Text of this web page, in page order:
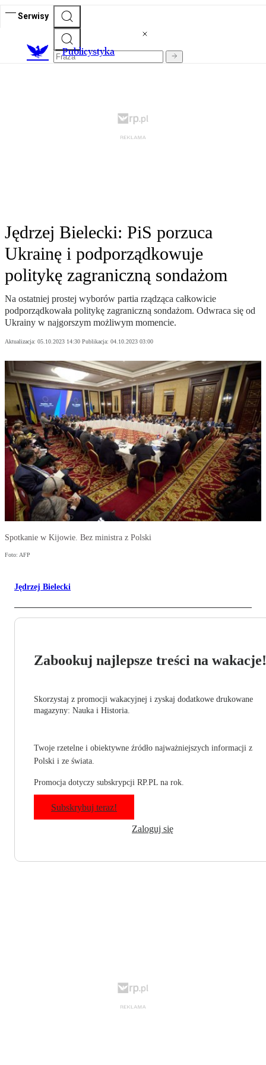
Serwisy
Publicystyka
Jędrzej Bielecki: PiS porzuca
Ukrainę i podporządkowuje
politykę zagraniczną sondażom
Na ostatniej prostej wyborów partia rządząca całkowicie
podporządkowała politykę zagraniczną sondażom. Odwraca się od
Ukrainy w najgorszym możliwym momencie.
Aktualizacja: 05.10.2023 14:30 Publikacja: 04.10.2023 03:00
Spotkanie w Kijowie. Bez ministra z Polski
Foto: AFP
Jędrzej Bielecki
Zabookuj najlepsze treści na wakacje!
Skorzystaj z promocji wakacyjnej i zyskaj dodatkowe drukowane
magazyny: Nauka i Historia.
Twoje rzetelne i obiektywne źródło najważniejszych informacji z
Polski i ze świata.
Promocja dotyczy subskrypcji RP.PL na rok.
Subskrybuj teraz!
Zaloguj się